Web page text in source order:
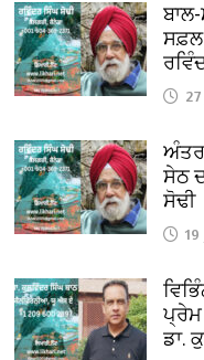
ਸਫ਼ਲ
ਸੇਠ
ਸੋਢੀ
ਪ੍ਰੇਮ
ਡਾ.